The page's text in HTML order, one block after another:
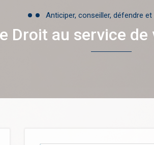
Anticiper, conseiller, défendre
Droit au service